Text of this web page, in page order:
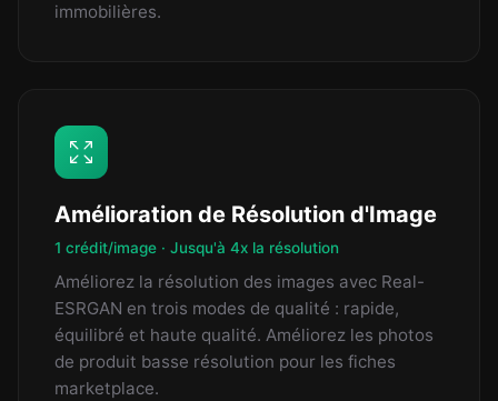
immobilières.
Amélioration de Résolution d'Image
1 crédit/image · Jusqu'à 4x la résolution
Améliorez la résolution des images avec Real-
ESRGAN en trois modes de qualité : rapide,
équilibré et haute qualité. Améliorez les photos
de produit basse résolution pour les fiches
marketplace.